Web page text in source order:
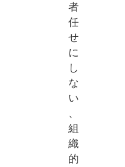
者
任
せ
に
し
な
い
、
組
織
的